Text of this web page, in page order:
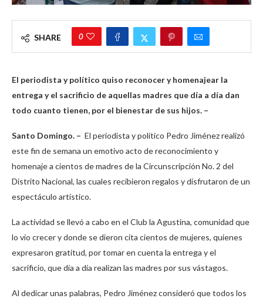
SHARE 0
El periodista y político quiso reconocer y homenajear la
entrega y el sacrificio de aquellas madres que día a día dan
todo cuanto tienen, por el bienestar de sus hijos. –
Santo Domingo. – El periodista y político Pedro Jiménez realizó
este fin de semana un emotivo acto de reconocimiento y
homenaje a cientos de madres de la Circunscripción No. 2 del
Distrito Nacional, las cuales recibieron regalos y disfrutaron de un
espectáculo artístico.
La actividad se llevó a cabo en el Club la Agustina, comunidad que
lo vio crecer y donde se dieron cita cientos de mujeres, quienes
expresaron gratitud, por tomar en cuenta la entrega y el
sacrificio, que día a día realizan las madres por sus vástagos.
Al dedicar unas palabras, Pedro Jiménez consideró que todos los